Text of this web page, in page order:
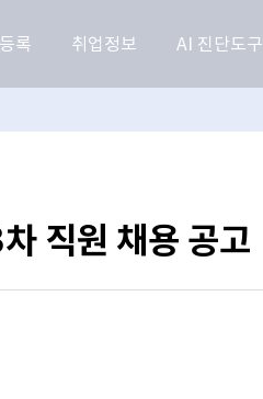
록 취업정보 AI 진단도구
직원 채용 공고